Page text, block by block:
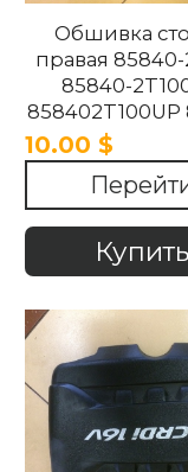
Обшивка
правая
85840-
858402T100UP
2T100UP KIA
2011-2018
10.00 $
Купить